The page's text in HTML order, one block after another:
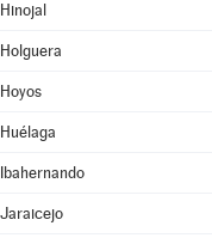
Hinojal
Holguera
Hoyos
Huélaga
Ibahernando
Jaraicejo